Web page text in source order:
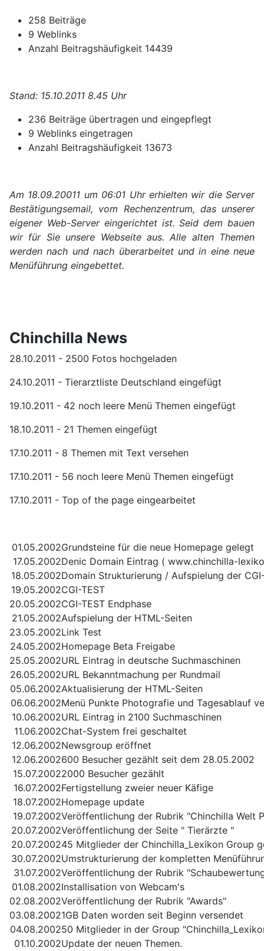
258 Beiträge
9 Weblinks
Anzahl Beitragshäufigkeit 14439
Stand: 15.10.2011 8.45 Uhr
236 Beiträge übertragen und eingepflegt
9 Weblinks eingetragen
Anzahl Beitragshäufigkeit 13673
Am 18.09.20011 um 06:01 Uhr erhielten wir die Server
Bestätigungsemail, vom Rechenzentrum, das unserer
eigener Web-Server eingerichtet ist. Seid dem bauen
wir für Sie unsere Webseite aus. Alle alten Themen
werden nach und nach überarbeitet und in eine neue
Menüführung eingebettet.
Chinchilla News
28.10.2011 - 2500 Fotos hochgeladen
24.10.2011 - Tierarztliste Deutschland eingefügt
19.10.2011 - 42 noch leere Menü Themen eingefügt
18.10.2011 - 21 Themen eingefügt
17.10.2011 - 8 Themen mit Text versehen
17.10.2011 - 56 noch leere Menü Themen eingefügt
17.10.2011 - Top of the page eingearbeitet
01.05.2002Grundsteine für die neue Homepage gelegt
17.05.2002Denic Domain Eintrag ( www.chinchilla-
18.05.2002Domain Strukturierung / Aufspielung der
19.05.2002CGI-TEST
20.05.2002CGI-TEST Endphase
21.05.2002Aufspielung der HTML-Seiten
23.05.2002Link Test
24.05.2002Homepage Beta Freigabe
25.05.2002URL Eintrag in deutsche Suchmaschinen
26.05.2002URL Bekanntmachung per Rundmail
05.06.2002Aktualisierung der HTML-Seiten
06.06.2002Menü Punkte Photografie und Tagesablauf
10.06.2002URL Eintrag in 2100 Suchmaschinen
11.06.2002Chat-System frei geschaltet
12.06.2002Newsgroup eröffnet
12.06.2002600 Besucher gezählt seit dem 28.05.2002
15.07.20022000 Besucher gezählt
16.07.2002Fertigstellung zweier neuer Käfige
18.07.2002Homepage update
19.07.2002Veröffentlichung der Rubrik "Chinchilla Welt
20.07.2002Veröffentlichung der Seite " Tierärzte "
20.07.200245 Mitglieder der Chinchilla_Lexikon Group
30.07.2002Umstrukturierung der kompletten
31.07.2002Veröffentlichung der Rubrik
01.08.2002Installisation von Webcam's
02.08.2002Veröffentlichung der Rubrik "Awards"
03.08.20021GB Daten worden seit Beginn versendet
04.08.200250 Mitglieder in der Group
01.10.2002Update der neuen Themen.